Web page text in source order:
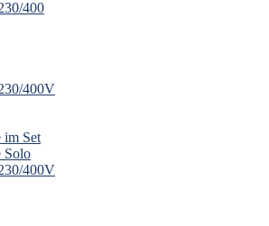
400
400V
im Set
Solo
400V